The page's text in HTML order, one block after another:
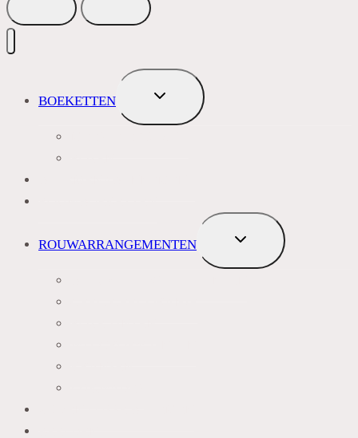
BOEKETTEN
TOGGLE
SUBMENU
ROUWARRANGEMENTEN
TOGGLE
SUBMENU